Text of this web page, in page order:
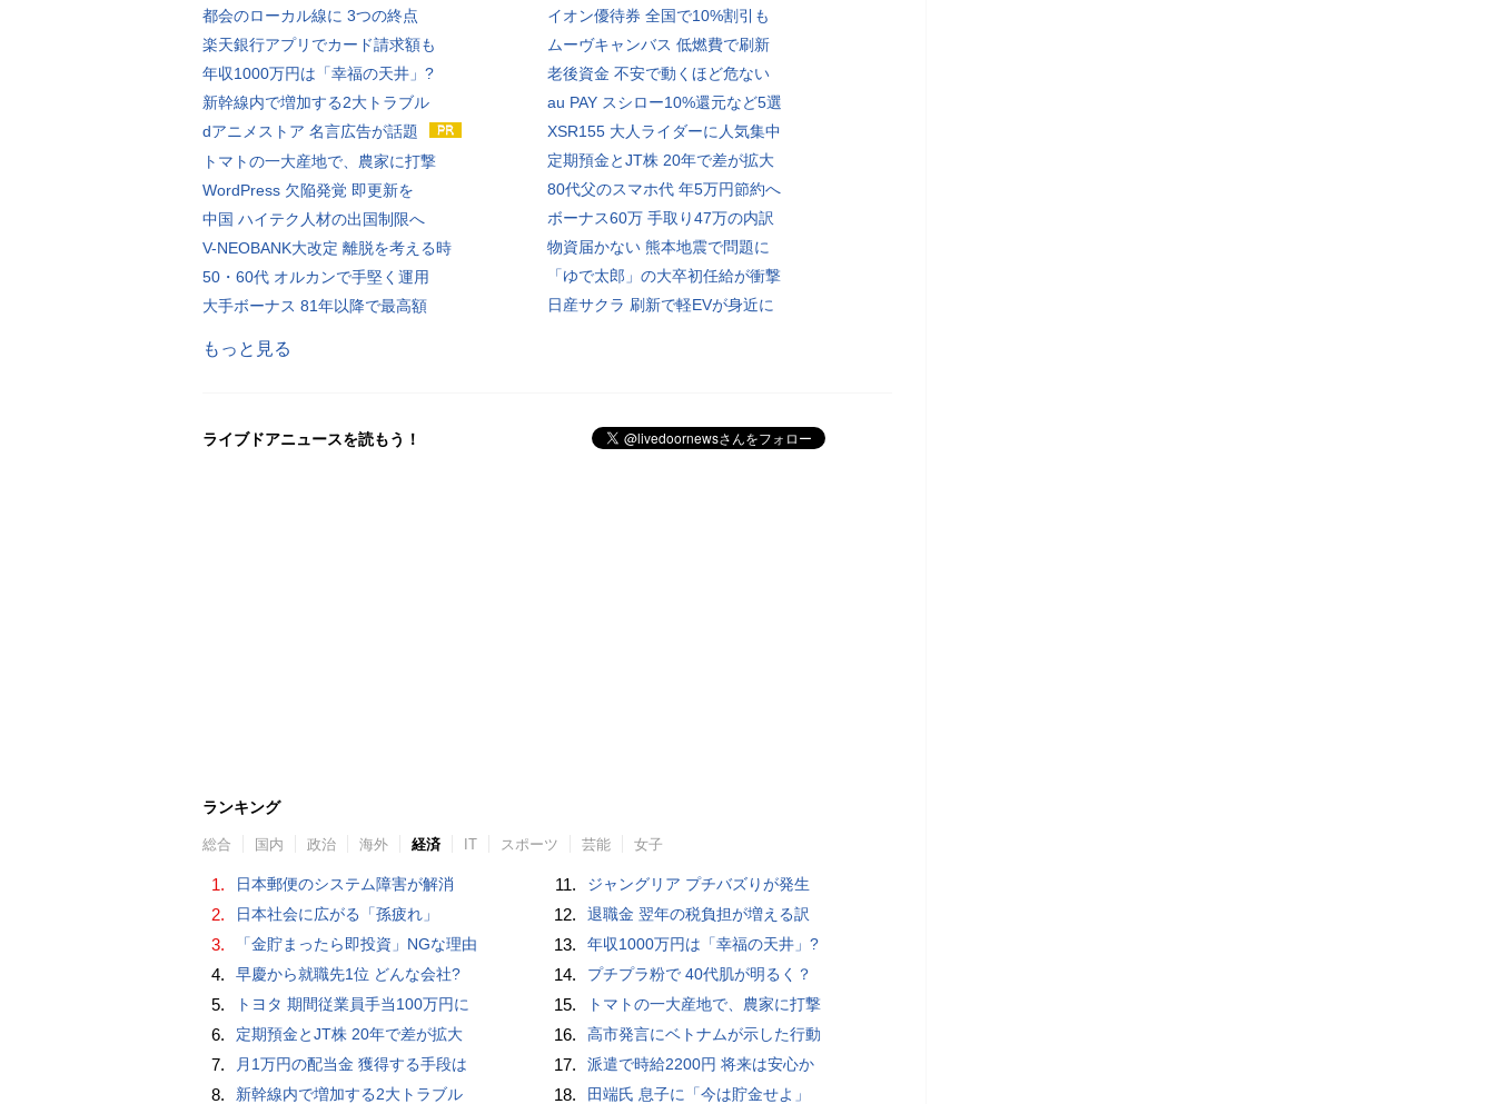
都会のローカル線に 3つの終点
楽天銀行アプリでカード請求額も
年収1000万円は「幸福の天井」?
新幹線内で増加する2大トラブル
dアニメストア 名言広告が話題
トマトの一大産地で、農家に打撃
WordPress 欠陥発覚 即更新を
中国 ハイテク人材の出国制限へ
V-NEOBANK大改定 離脱を考える時
50・60代 オルカンで手堅く運用
大手ボーナス 81年以降で最高額
イオン優待券 全国で10%割引も
ムーヴキャンバス 低燃費で刷新
老後資金 不安で動くほど危ない
au PAY スシロー10%還元など5選
XSR155 大人ライダーに人気集中
定期預金とJT株 20年で差が拡大
80代父のスマホ代 年5万円節約へ
ボーナス60万 手取り47万の内訳
物資届かない 熊本地震で問題に
「ゆで太郎」の大卒初任給が衝撃
日産サクラ 刷新で軽EVが身近に
もっと見る
ライブドアニュースを読もう！
ランキング
総合 国内 政治 海外 経済 IT スポーツ 芸能 女子
1. 日本郵便のシステム障害が解消
2. 日本社会に広がる「孫疲れ」
3. 「金貯まったら即投資」NGな理由
4. 早慶から就職先1位 どんな会社?
5. トヨタ 期間従業員手当100万円に
6. 定期預金とJT株 20年で差が拡大
7. 月1万円の配当金 獲得する手段は
8. 新幹線内で増加する2大トラブル
11. ジャングリア プチバズりが発生
12. 退職金 翌年の税負担が増える訳
13. 年収1000万円は「幸福の天井」?
14. プチプラ粉で 40代肌が明るく？
15. トマトの一大産地で、農家に打撃
16. 高市発言にベトナムが示した行動
17. 派遣で時給2200円 将来は安心か
18. 田端氏 息子に「今は貯金せよ」